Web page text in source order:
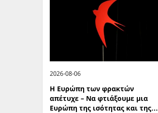
2026-08-06
Η Ευρώπη των φρακτών
απέτυχε – Να φτιάξουμε μια
Ευρώπη της ισότητας και της…